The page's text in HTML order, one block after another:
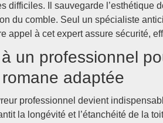
difficiles. Il sauvegarde l’esthétique
du comble. Seul un spécialiste
appel à cet expert assure sécurité,
un professionnel
adaptée
professionnel devient
la longévité et l’étanchéité de la